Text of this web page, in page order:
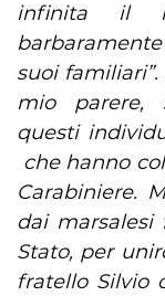
infinita il
suoi
mio parere,
questi
che hanno
Carabiniere.
dai
Stato, per
fratello Silvio